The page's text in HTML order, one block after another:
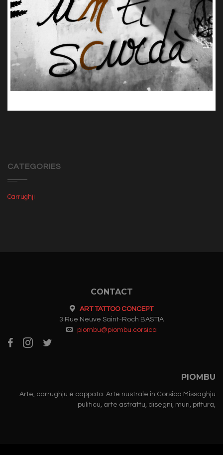
CATEGORIES
Carrughji
CONTACT
ART TATTOO CONCEPT
3 Rue Neuve Saint-Roch BASTIA
piombu@piombu.corsica
PIOMBU
Arte, carrughju è cappata. Arte nustrale in Corsica Missaghju
puliticu, arte astrattu, disegni, muri, pittura,